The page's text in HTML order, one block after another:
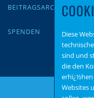
BEITRAGSARCHIV
SPENDEN
Diese
sind und
die den
Websites